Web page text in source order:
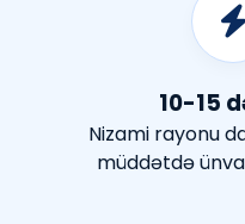
10-15
Nizami rayonu
müddətdə